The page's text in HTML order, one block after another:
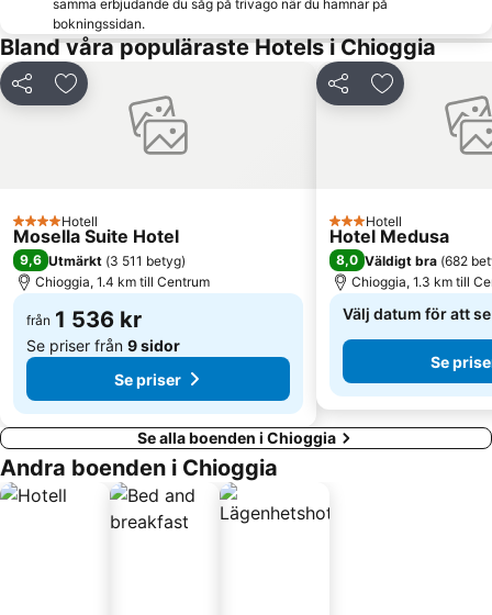
Terme Euganee
San Lazzaro degli Armeni
La Biennale di Venezia
Hamnen i Venedig
San Polo
Suckarnas Bro
Arsenalen i Venedig
Sestiere Castello
Centro storico
Centro Storico di Chioggia
Basilica di Santa Maria della Salute
Gallerie dell' Accademia
Dogepalatset
Palazzo Barbarigo Minotto
Isola di Murano
Tessera
Cavallino Beach
Rosolina Mare
Porto Levante
samma erbjudande du såg på trivago när du hamnar på
bokningssidan.
Bland våra populäraste Hotels i Chioggia
Dela Lägg till i Mina Favoriter
4 Stjärnor
Hotell
Mosella Suite Hotel
9,6 Utmärkt (3 511 betyg)
Chioggia, 1.4 km till Centrum
från 1 536 kr
Se priser från 9 sidor
Se priser
Dela Lägg till i
3 Stjärnor
Hotell
Hotel Medusa
8,0 Väldigt bra (682
Chioggia, 1.3 km till
Välj datum för att
Se
Se alla boenden i Chioggia
Andra boenden i Chioggia